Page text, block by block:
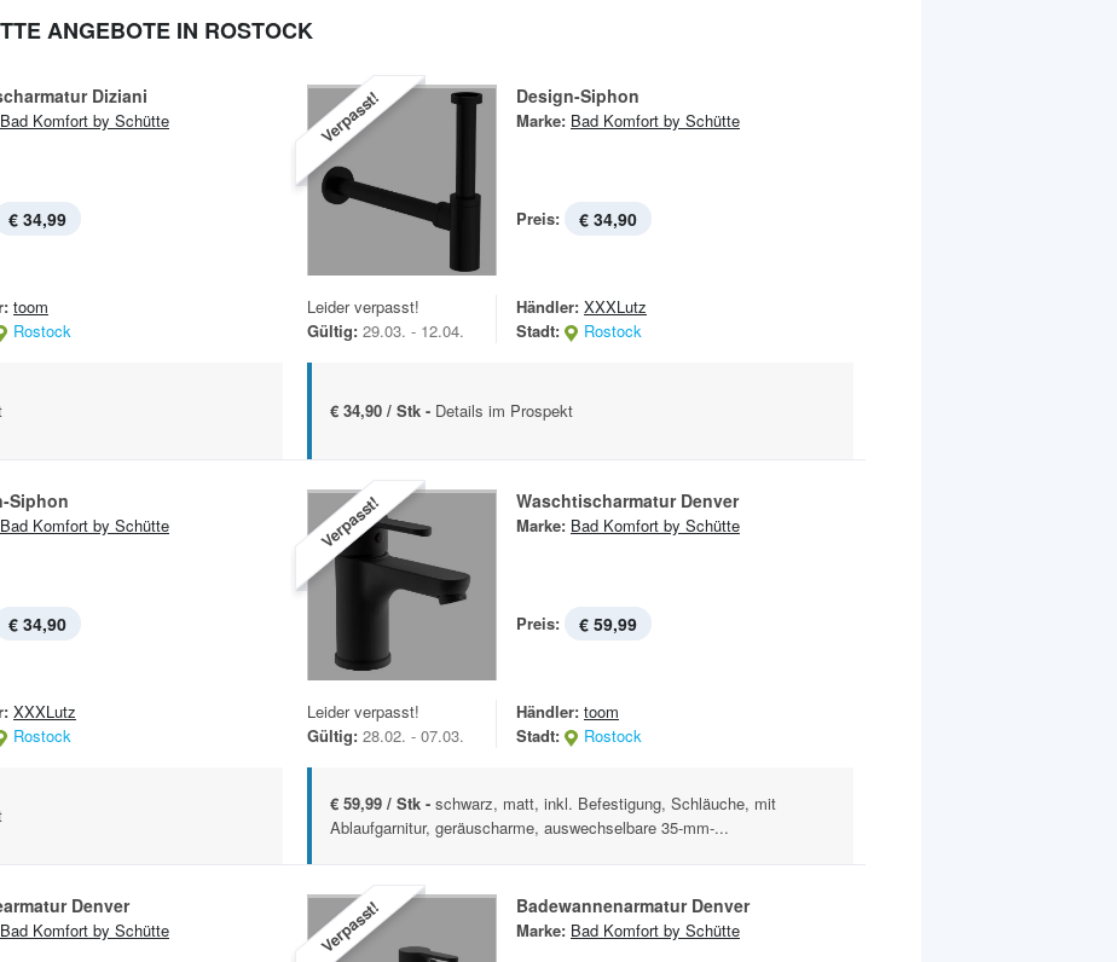
ANGEBOTE IN ROSTOCK
Diziani
Bad Komfort by Schütte
€ 34,99
toom
Rostock
Verpasst! Design-Siphon
Marke: Bad Komfort by Schütte
Preis: € 34,90
Leider verpasst!
Gültig: 29.03. - 12.04.
Händler: XXXLutz
Stadt:
Rostock
€ 34,90 / Stk - Details im Prospekt
Siphon
Bad Komfort by Schütte
€ 34,90
XXXLutz
Rostock
Verpasst! Waschtischarmatur Denver
Marke: Bad Komfort by Schütte
Preis: € 59,99
Leider verpasst!
Gültig: 28.02. - 07.03.
Händler: toom
Stadt:
Rostock
€ 59,99 / Stk - schwarz, matt, inkl. Befestigung, Schläuche, mit
Ablaufgarnitur, geräuscharme, auswechselbare 35‑mm‑...
Denver
Bad Komfort by Schütte Verpasst! Badewannenarmatur Denver
Marke: Bad Komfort by Schütte